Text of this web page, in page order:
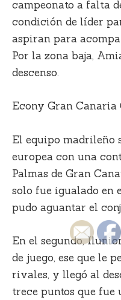
campeonato a falta
condición de líder
aspiran para
Por la zona baja,
descenso.
Econy Gran
El equipo madrileño
europea con una
Palmas de Gran
solo fue igualado en
pudo aguantar el
En el segundo,
de juego, ese que le
rivales, y llegó al
trece puntos que fue